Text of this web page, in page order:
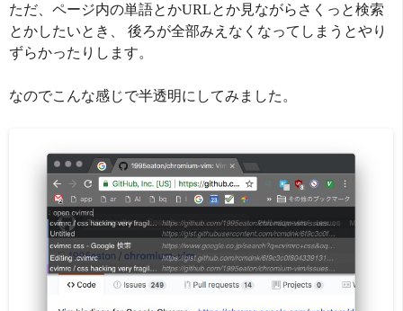
ただ、ページ内の単語とかURLとか見ながらさくっと検索
とかしたいとき、 後ろが全部みえなくなってしまうとやり
ずらかったりします。
なのでこんな感じで半透明にしてみました。